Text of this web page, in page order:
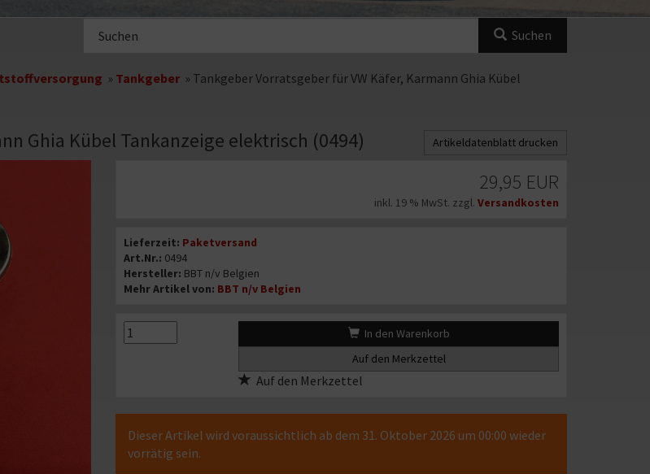
Suchen
» Tankgeber » Tankgeber Vorratsgeber für VW Käfer, Karmann Ghia Kübel
Artikeldatenblatt drucken
Ghia Kübel Tankanzeige elektrisch (0494)
29,95 EUR
inkl. 19 % MwSt. zzgl. Versandkosten
Informationen
Lieferzeit: Paketversand
Art.Nr.: 0494
Hersteller: BBT n/v Belgien
Mehr Artikel von: BBT n/v Belgien
{#text_quantity#} In den Warenkorb
Auf den Merkzettel
Dieser Artikel wird voraussichtlich ab dem 31. Oktober 2026 um 00:00 wieder
vorrätig sein.